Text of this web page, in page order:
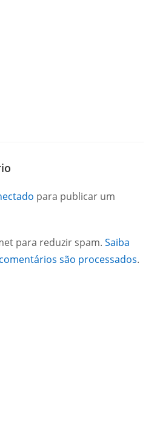
para publicar um
para reduzir spam.Saiba
são processados.